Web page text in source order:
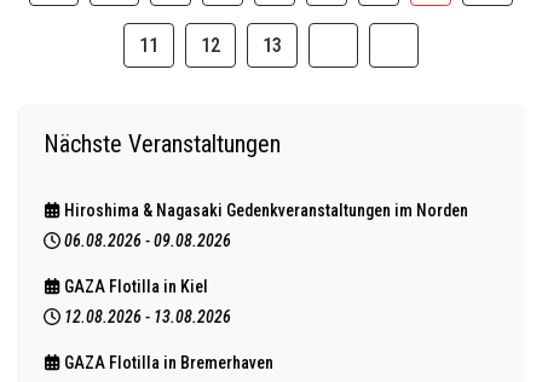
11 12 13
Nächste Veranstaltungen
Hiroshima & Nagasaki Gedenkveranstaltungen im Norden
06.08.2026 - 09.08.2026
GAZA Flotilla in Kiel
12.08.2026 - 13.08.2026
GAZA Flotilla in Bremerhaven